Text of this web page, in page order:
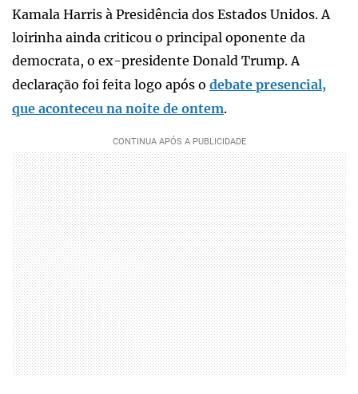
Kamala Harris à Presidência dos Estados Unidos. A
loirinha ainda criticou o principal oponente da
democrata, o ex-presidente Donald Trump. A
declaração foi feita logo após o debate presencial,
que aconteceu na noite de ontem.